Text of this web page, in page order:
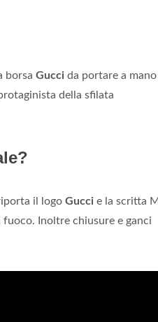
borsa Gucci da portare a mano
della sfilata
il logo Gucci e la scritta
fuoco. Inoltre chiusure e ganci